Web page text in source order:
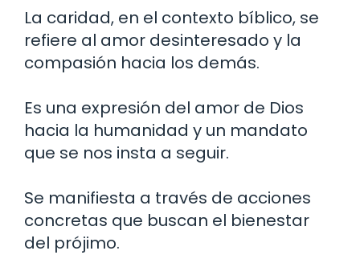
La caridad, en el contexto bíblico, se
refiere al amor desinteresado y la
compasión hacia los demás.
Es una expresión del amor de Dios
hacia la humanidad y un mandato
que se nos insta a seguir.
Se manifiesta a través de acciones
concretas que buscan el bienestar
del prójimo.